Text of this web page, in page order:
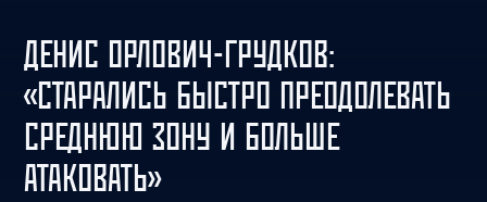
ДЕНИС ОРЛОВИЧ-ГРУДКОВ:
«СТАРАЛИСЬ БЫСТРО ПРЕОДОЛЕВАТЬ
СРЕДНЮЮ ЗОНУ И БОЛЬШЕ
АТАКОВАТЬ»